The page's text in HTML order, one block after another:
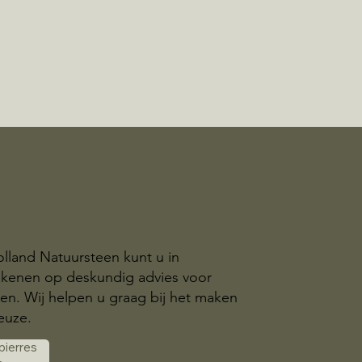
Natuursteen kunt u in
op deskundig advies voor
Wij helpen u graag bij het maken